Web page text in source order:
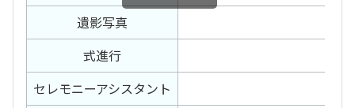
遺影写真
式進行
セレモニーアシスタント